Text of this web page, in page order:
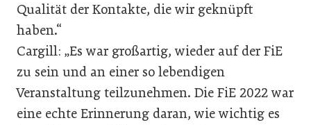
Qualität der Kontakte, die wir geknüpft
haben.“
Cargill: „Es war großartig, wieder auf der FiE
zu sein und an einer so lebendigen
Veranstaltung teilzunehmen. Die FiE 2022 war
eine echte Erinnerung daran, wie wichtig es